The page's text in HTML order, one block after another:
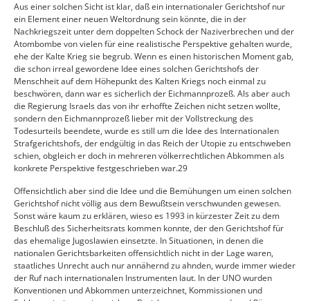
Aus einer solchen Sicht ist klar, daß ein internationaler Gerichtshof nur
ein Element einer neuen Weltordnung sein könnte, die in der
Nachkriegszeit unter dem doppelten Schock der Naziverbrechen und der
Atombombe von vielen für eine realistische Perspektive gehalten wurde,
ehe der Kalte Krieg sie begrub. Wenn es einen historischen Moment gab,
die schon irreal gewordene Idee eines solchen Gerichtshofs der
Menschheit auf dem Höhepunkt des Kalten Kriegs noch einmal zu
beschwören, dann war es sicherlich der Eichmannprozeß. Als aber auch
die Regierung Israels das von ihr erhoffte Zeichen nicht setzen wollte,
sondern den Eichmannprozeß lieber mit der Vollstreckung des
Todesurteils beendete, wurde es still um die Idee des Internationalen
Strafgerichtshofs, der endgültig in das Reich der Utopie zu entschweben
schien, obgleich er doch in mehreren völkerrechtlichen Abkommen als
konkrete Perspektive festgeschrieben war.29
Offensichtlich aber sind die Idee und die Bemühungen um einen solchen
Gerichtshof nicht völlig aus dem Bewußtsein verschwunden gewesen.
Sonst wäre kaum zu erklären, wieso es 1993 in kürzester Zeit zu dem
Beschluß des Sicherheitsrats kommen konnte, der den Gerichtshof für
das ehemalige Jugoslawien einsetzte. In Situationen, in denen die
nationalen Gerichtsbarkeiten offensichtlich nicht in der Lage waren,
staatliches Unrecht auch nur annähernd zu ahnden, wurde immer wieder
der Ruf nach internationalen Instrumenten laut. In der UNO wurden
Konventionen und Abkommen unterzeichnet, Kommissionen und